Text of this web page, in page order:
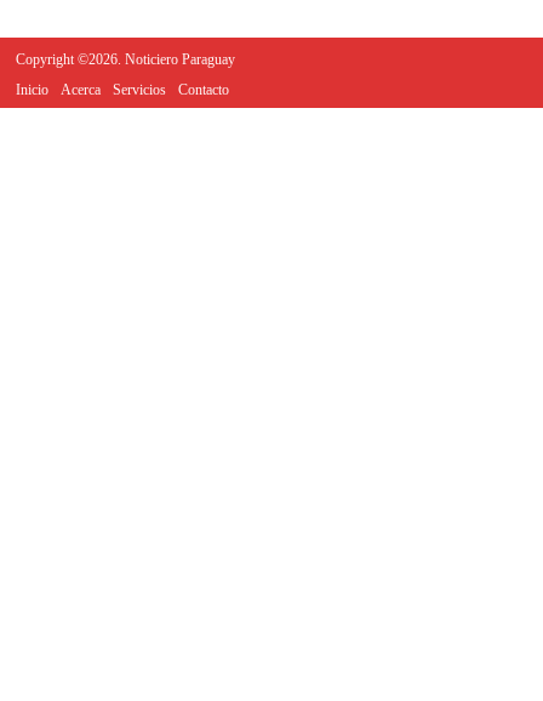
Copyright ©2026. Noticiero Paraguay
Inicio
Acerca Servicios Contacto